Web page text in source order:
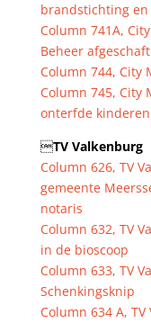
brandstichting
Column 741A,
Beheer
Column 744, City
Column 745, City
onterfde kinderen
TV Valkenburg
Column 626, TV
gemeente
notaris
Column 632, TV
in de bioscoop
Column 633, TV
Schenkingsknip
Column 634 A,